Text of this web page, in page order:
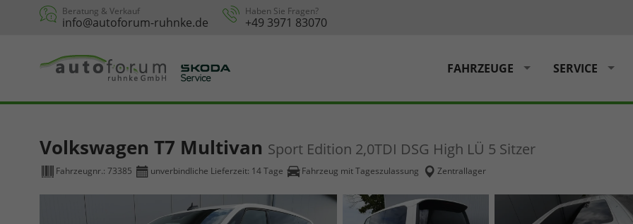
Beratung & Verkauf
info@autoforum-ruhnke.de
Haben Sie Fragen?
+49 3971 83070
FAHRZEUGE SERVICE
Volkswagen T7 Multivan Sport Edition 2,0TDI DSG High LÜ 5 Sitzer
Fahrzeugnr.: 73385 unverbindliche Lieferzeit: 14 Tage Fahrzeug mit Tageszulassung Zentrallager